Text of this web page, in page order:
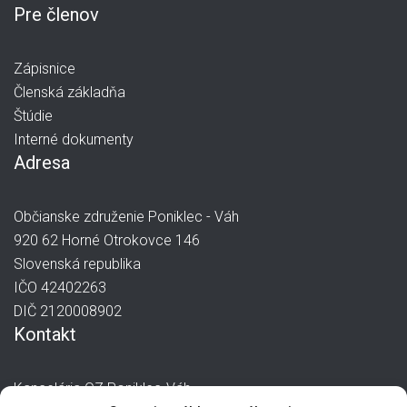
Pre členov
Zápisnice
Členská základňa
Štúdie
Interné dokumenty
Adresa
Občianske združenie Poniklec - Váh
920 62 Horné Otrokovce 146
Slovenská republika
IČO 42402263
DIČ 2120008902
Kontakt
Kancelária OZ Poniklec-Váh